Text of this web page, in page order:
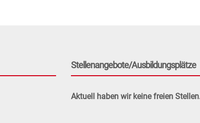
Stellenangebote/Ausbildungsplätze
Aktuell haben wir keine freien